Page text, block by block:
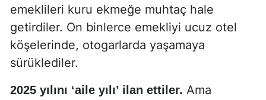
emeklileri kuru ekmeğe muhtaç hale
getirdiler. On binlerce emekliyi ucuz otel
köşelerinde, otogarlarda yaşamaya
sürüklediler.
2025 yılını ‘aile yılı’ ilan ettiler. Ama